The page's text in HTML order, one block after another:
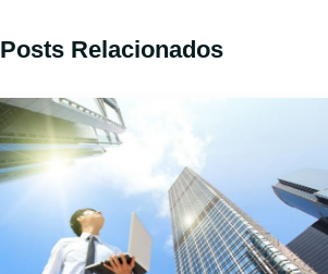
Posts Relacionados